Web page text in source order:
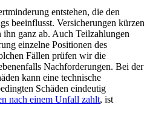
entstehen, die den
beeinflusst. Versicherungen kürzen
ganz ab. Auch Teilzahlungen
einzelne Positionen des
Fällen prüfen wir die
Nachforderungen. Bei der
kann eine technische
Schäden eindeutig
nach einem Unfall zahlt, ist